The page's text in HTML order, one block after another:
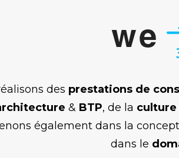
des prestations de
& BTP, de la culture
également dans la
dans le